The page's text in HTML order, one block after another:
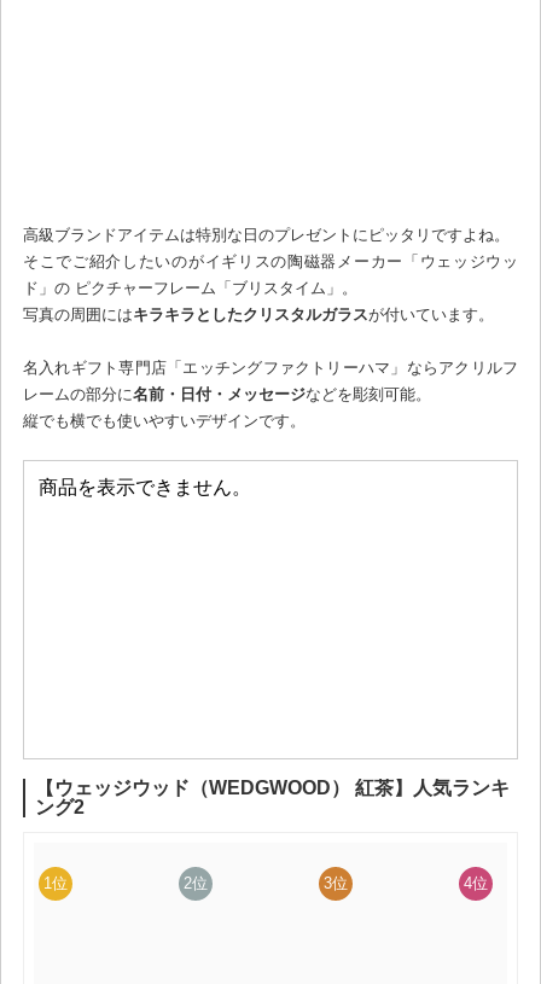
高級ブランドアイテムは特別な日のプレゼントにピッタリですよね。
そこでご紹介したいのがイギリスの陶磁器メーカー「ウェッジウッ
ド」の ピクチャーフレーム「ブリスタイム」。
写真の周囲にはキラキラとしたクリスタルガラスが付いています。
名入れギフト専門店「エッチングファクトリーハマ」ならアクリルフ
レームの部分に名前・日付・メッセージなどを彫刻可能。
縦でも横でも使いやすいデザインです。